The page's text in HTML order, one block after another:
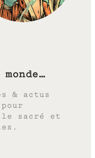
& actus
le sacré et